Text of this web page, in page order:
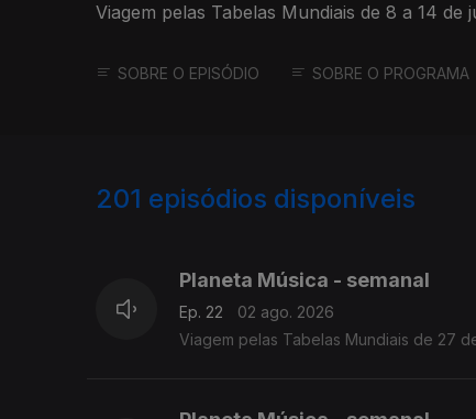
Viagem pelas Tabelas Mundiais de 8 a 14 de
SOBRE O EPISÓDIO SOBRE O PROGRAMA
201 episódios disponíveis
Planeta Música - semanal
Ep. 22
02 ago. 2026
Viagem pelas Tabelas Mundiais de 27